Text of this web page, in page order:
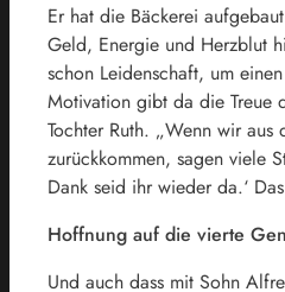
Er hat die Bäckerei
Geld, Energie und Herzblut
schon Leidenschaft, um
Motivation gibt da die Treue
Tochter Ruth. „Wenn wir aus
zurückkommen, sagen viele
Dank seid ihr wieder da.‘
Hoffnung auf die vierte
Und auch dass mit Sohn